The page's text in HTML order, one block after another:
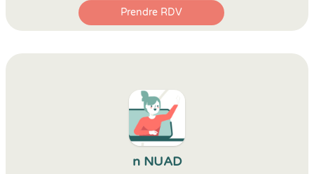
Prendre RDV
n NUAD